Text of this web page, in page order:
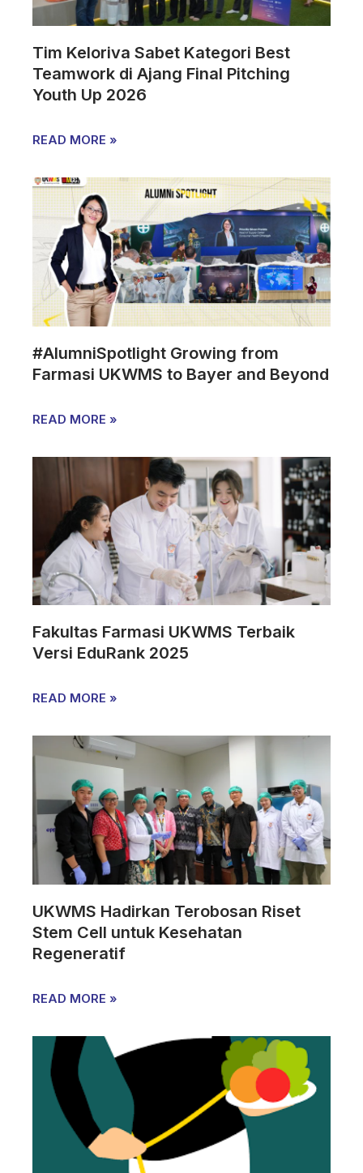
Tim Keloriva Sabet Kategori Best
Teamwork di Ajang Final Pitching
Youth Up 2026
READ MORE »
#AlumniSpotlight Growing from
Farmasi UKWMS to Bayer and Beyond
READ MORE »
Fakultas Farmasi UKWMS Terbaik
Versi EduRank 2025
READ MORE »
UKWMS Hadirkan Terobosan Riset
Stem Cell untuk Kesehatan
Regeneratif
READ MORE »